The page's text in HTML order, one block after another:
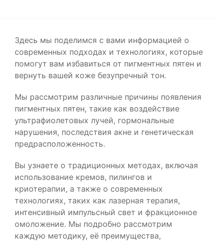
Здесь мы поделимся с вами информацией о
современных подходах и технологиях, которые
помогут вам избавиться от пигментных пятен и
вернуть вашей коже безупречный тон.
Мы рассмотрим различные причины появления
пигментных пятен, такие как воздействие
ультрафиолетовых лучей, гормональные
нарушения, последствия акне и генетическая
предрасположенность.
Вы узнаете о традиционных методах, включая
использование кремов, пилингов и
криотерапии, а также о современных
технологиях, таких как лазерная терапия,
интенсивный импульсный свет и фракционное
омоложение. Мы подробно рассмотрим
каждую методику, её преимущества,